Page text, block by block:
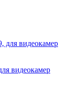
видеокамер